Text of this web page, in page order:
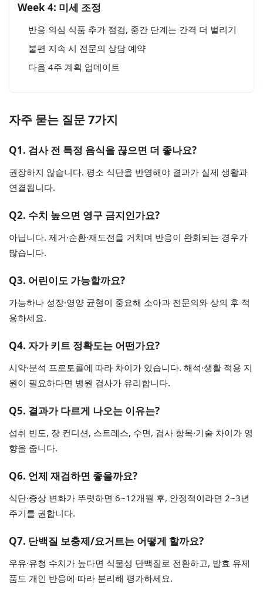
Week 4: 미세 조정
반응 의심 식품 추가 점검, 중간 단계는 간격 더 벌리기
불편 지속 시 전문의 상담 예약
다음 4주 계획 업데이트
자주 묻는 질문 7가지
Q1. 검사 전 특정 음식을 끊으면 더 좋나요?
권장하지 않습니다. 평소 식단을 반영해야 결과가 실제 생활과
연결됩니다.
Q2. 수치 높으면 영구 금지인가요?
아닙니다. 제거·순환·재도전을 거치며 반응이 완화되는 경우가
많습니다.
Q3. 어린이도 가능할까요?
가능하나 성장·영양 균형이 중요해 소아과 전문의와 상의 후 적
용하세요.
Q4. 자가 키트 정확도는 어떤가요?
시약·분석 프로토콜에 따라 차이가 있습니다. 해석·생활 적용 지
원이 필요하다면 병원 검사가 유리합니다.
Q5. 결과가 다르게 나오는 이유는?
섭취 빈도, 장 컨디션, 스트레스, 수면, 검사 항목·기술 차이가 영
향을 줍니다.
Q6. 언제 재검하면 좋을까요?
식단·증상 변화가 뚜렷하면 6~12개월 후, 안정적이라면 2~3년
주기를 권합니다.
Q7. 단백질 보충제/요거트는 어떻게 할까요?
우유·유청 수치가 높다면 식물성 단백질로 전환하고, 발효 유제
품도 개인 반응에 따라 분리해 평가하세요.